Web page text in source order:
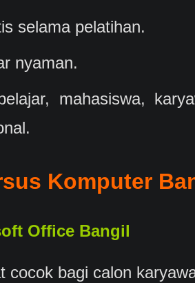
selama pelatihan.
nyaman.
mahasiswa,
Komputer
Office Bangil
cocok bagi calon